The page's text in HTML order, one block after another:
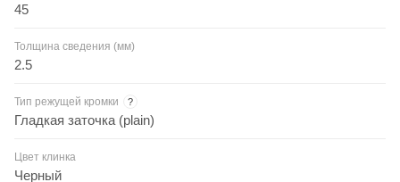
45
Толщина сведения (мм)
2.5
Тип режущей кромки ?
Гладкая заточка (plain)
Цвет клинка
Черный